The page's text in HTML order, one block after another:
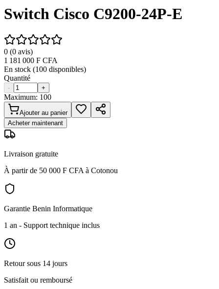
Switch Cisco C9200-24P-E
0 (0 avis)
1 181 000 F CFA
En stock (100 disponibles)
Quantité
- +
Maximum: 100
Ajouter au panier
Acheter maintenant
Livraison gratuite
À partir de 50 000 F CFA à Cotonou
Garantie Benin Informatique
1 an - Support technique inclus
Retour sous 14 jours
Satisfait ou remboursé